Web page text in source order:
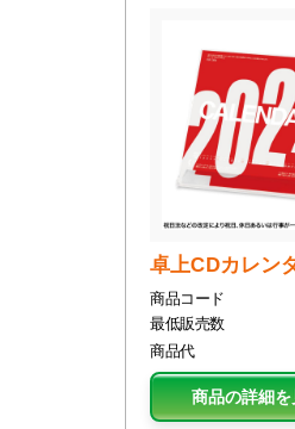
卓上CDカレン
商品コード
最低販売数
商品代
商品の詳細を